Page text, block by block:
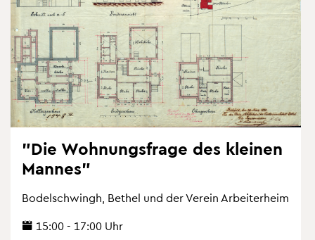
"Die Woh­nungs­fra­ge des klei­nen
Man­nes"
Bo­del­schwingh, Be­thel und der Ver­ein Ar­bei­ter­heim
15:00 - 17:00 Uhr